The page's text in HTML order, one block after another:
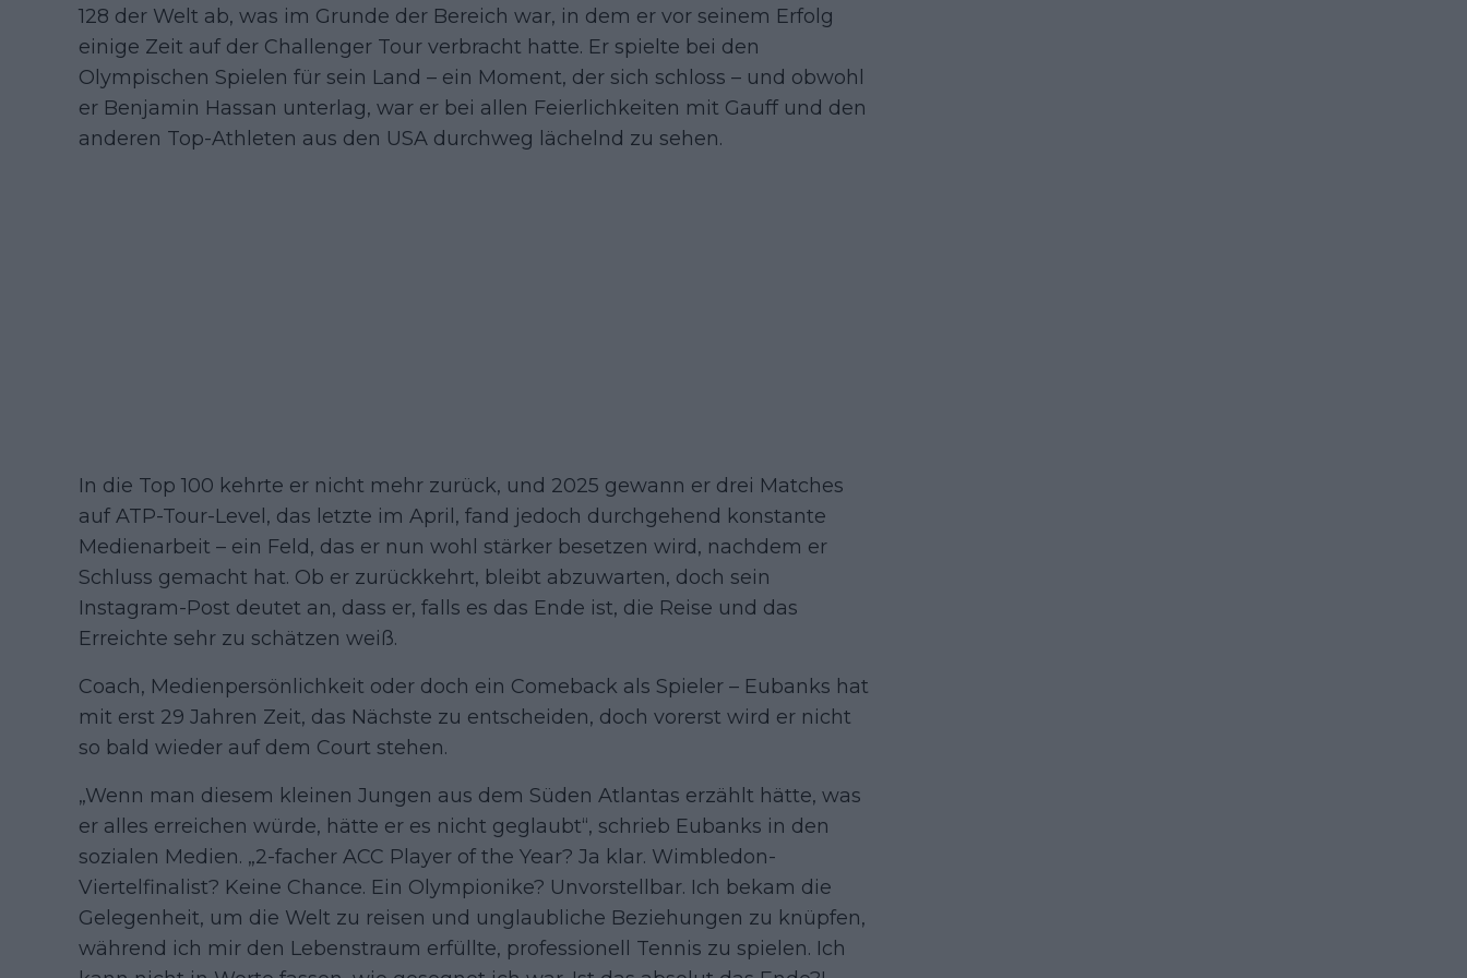
128 der Welt ab, was im Grunde der Bereich war, in dem er vor seinem Erfolg
einige Zeit auf der Challenger Tour verbracht hatte. Er spielte bei den
Olympischen Spielen für sein Land – ein Moment, der sich schloss – und obwohl
er Benjamin Hassan unterlag, war er bei allen Feierlichkeiten mit Gauff und den
anderen Top-Athleten aus den USA durchweg lächelnd zu sehen.
In die Top 100 kehrte er nicht mehr zurück, und 2025 gewann er drei Matches
auf ATP-Tour-Level, das letzte im April, fand jedoch durchgehend konstante
Medienarbeit – ein Feld, das er nun wohl stärker besetzen wird, nachdem er
Schluss gemacht hat. Ob er zurückkehrt, bleibt abzuwarten, doch sein
Instagram-Post deutet an, dass er, falls es das Ende ist, die Reise und das
Erreichte sehr zu schätzen weiß.
Coach, Medienpersönlichkeit oder doch ein Comeback als Spieler – Eubanks hat
mit erst 29 Jahren Zeit, das Nächste zu entscheiden, doch vorerst wird er nicht
so bald wieder auf dem Court stehen.
„Wenn man diesem kleinen Jungen aus dem Süden Atlantas erzählt hätte, was
er alles erreichen würde, hätte er es nicht geglaubt“, schrieb Eubanks in den
sozialen Medien. „2-facher ACC Player of the Year? Ja klar. Wimbledon-
Viertelfinalist? Keine Chance. Ein Olympionike? Unvorstellbar. Ich bekam die
Gelegenheit, um die Welt zu reisen und unglaubliche Beziehungen zu knüpfen,
während ich mir den Lebenstraum erfüllte, professionell Tennis zu spielen. Ich